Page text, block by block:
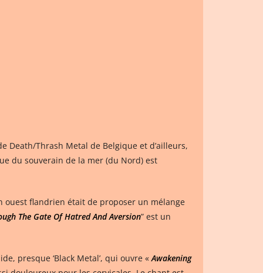
Death/Thrash Metal de Belgique et d’ailleurs,
du souverain de la mer (du Nord) est
ouest flandrien était de proposer un mélange
The Gate Of Hatred And Aversion” est un
presque ‘Black Metal’, qui ouvre «Awakening